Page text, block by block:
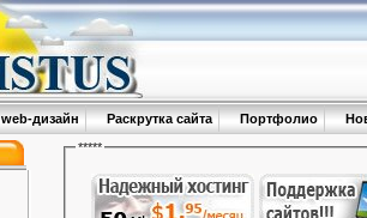
web-дизайн Раскрутка сайта Портфолио
*****